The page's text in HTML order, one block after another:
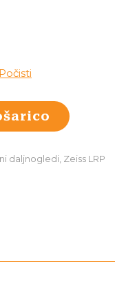
€.
Počisti
daljnogledi Zeiss LRP